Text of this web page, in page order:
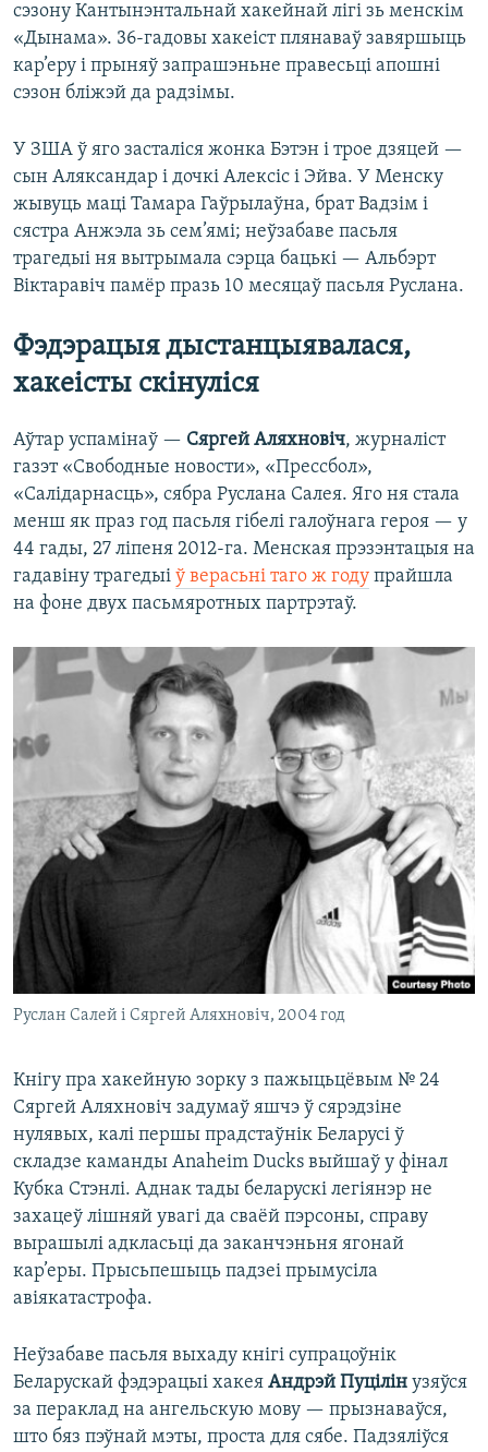
сэзону Кантынэнтальнай хакейнай лігі зь менскім
«Дынама». 36-гадовы хакеіст плянаваў завяршыць
кар’еру і прыняў запрашэньне правесьці апошні
сэзон бліжэй да радзімы.
У ЗША ў яго засталіся жонка Бэтэн і трое дзяцей —
сын Аляксандар і дочкі Алексіс і Эйва. У Менску
жывуць маці Тамара Гаўрылаўна, брат Вадзім і
сястра Анжэла зь сем’ямі; неўзабаве пасьля
трагедыі ня вытрымала сэрца бацькі — Альбэрт
Віктаравіч памёр празь 10 месяцаў пасьля Руслана.
Фэдэрацыя дыстанцыявалася,
хакеісты скінуліся
Аўтар успамінаў — Сяргей Аляхновіч, журналіст
газэт «Свободные новости», «Прессбол»,
«Салідарнасць», сябра Руслана Салея. Яго ня стала
менш як праз год пасьля гібелі галоўнага героя — у
44 гады, 27 ліпеня 2012-га. Менская прэзэнтацыя на
гадавіну трагедыі ў верасьні таго ж году прайшла
на фоне двух пасьмяротных партрэтаў.
Руслан Салей і Сяргей Аляхновіч, 2004 год
Кнігу пра хакейную зорку з пажыцьцёвым № 24
Сяргей Аляхновіч задумаў яшчэ ў сярэдзіне
нулявых, калі першы прадстаўнік Беларусі ў
складзе каманды Anaheim Ducks выйшаў у фінал
Кубка Стэнлі. Аднак тады беларускі легіянэр не
захацеў лішняй увагі да сваёй пэрсоны, справу
вырашылі адкласьці да заканчэньня ягонай
кар’еры. Прысьпешыць падзеі прымусіла
авіякатастрофа.
Неўзабаве пасьля выхаду кнігі супрацоўнік
Беларускай фэдэрацыі хакея Андрэй Пуцілін узяўся
за пераклад на ангельскую мову — прызнаваўся,
што бяз пэўнай мэты, проста для сябе. Падзяліўся